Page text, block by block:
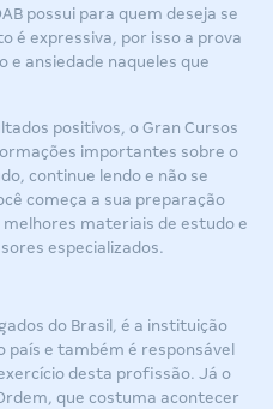
possui para quem deseja se
é expressiva, por isso a prova
e ansiedade naqueles que
positivos, o Gran Cursos
importantes sobre o
continue lendo e não se
começa a sua preparação
materiais de estudo e
especializados.
do Brasil, é a instituição
e também é responsável
desta profissão. Já o
que costuma acontecer